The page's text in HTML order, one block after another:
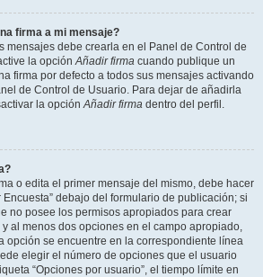
firma a mi mensaje?
mensajes debe crearla en el Panel de Control de
la opciónAñadir firma cuando publique un
firma por defecto a todos sus mensajes activando
de Control de Usuario. Para dejar de añadirla
la opciónAñadir firma dentro del perfil.
o edita el primer mensaje del mismo, debe hacer
debajo del formulario de publicación; si
no posee los permisos apropiados para crear
al menos dos opciones en el campo apropiado,
opción se encuentre en la correspondiente línea
elegir el número de opciones que el usuario
“Opciones por usuario”, el tiempo límite en